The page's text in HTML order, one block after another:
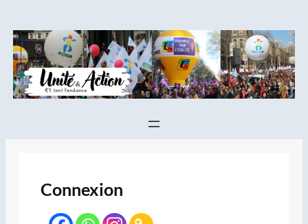
au
contenu
Connexion